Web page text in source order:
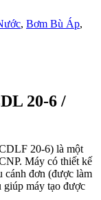
, Bơm Bù Áp,
20-6 /
20-6) là một
Máy có thiết kế
cánh đơn (được làm
giúp máy tạo được